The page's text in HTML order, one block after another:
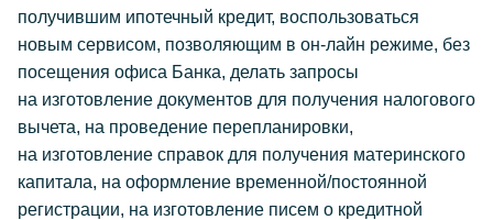
получившим ипотечный кредит, воспользоваться
новым сервисом, позволяющим в он-лайн режиме, без
посещения офиса Банка, делать запросы
на изготовление документов для получения налогового
вычета, на проведение перепланировки,
на изготовление справок для получения материнского
капитала, на оформление временной/постоянной
регистрации, на изготовление писем о кредитной